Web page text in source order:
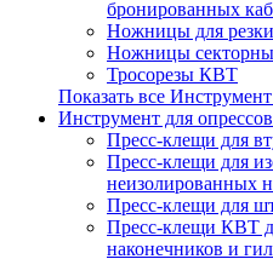
бронированных
Ножницы для
Ножницы
Тросорезы КВТ
Показать все
Инструмент для
Пресс-клещи для
Пресс-клещи для
неизолированных
Пресс-клещи для
Пресс-клещи КВТ
наконечников и